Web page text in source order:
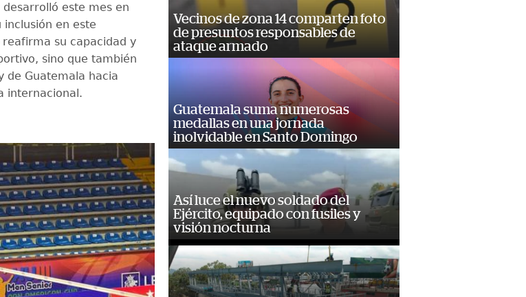
este mes en
inclusión en este
su capacidad y
sino que también
de Guatemala hacia
internacional.
Vecinos de zona 14 comparten foto
de presuntos responsables de
ataque armado
Guatemala suma numerosas
medallas en una jornada
inolvidable en Santo Domingo
Así luce el nuevo soldado del
Ejército, equipado con fusiles y
visión nocturna